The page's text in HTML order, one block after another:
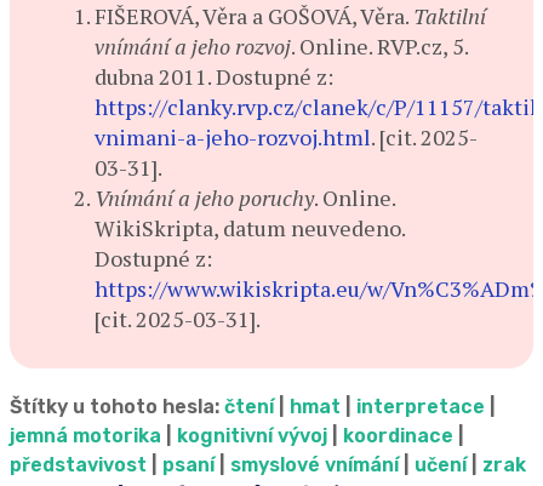
FIŠEROVÁ, Věra a GOŠOVÁ, Věra. Taktilní
vnímání a jeho rozvoj. Online. RVP.cz, 5.
dubna 2011. Dostupné z:
https://clanky.rvp.cz/clanek/c/P/11157/
vnimani-a-jeho-rozvoj.html. [cit. 2025-
03-31].
Vnímání a jeho poruchy. Online.
WikiSkripta, datum neuvedeno.
Dostupné z:
https://www.wikiskripta.eu/w/
[cit. 2025-03-31].
Štítky u tohoto hesla: čtení| hmat interpretace
jemná motorika
kognitivní vývoj koordinace
představivost
psaní| smyslové vnímání| učení| zrak